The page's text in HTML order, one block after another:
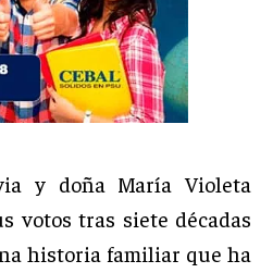
y doña María Violeta
votos tras siete décadas
historia familiar que ha